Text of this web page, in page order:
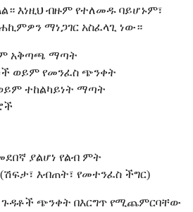
እነዚህ ብዙም የተለመዱ ባይሆኑም፣
ማነጋገር አስፈላጊ ነው።
አቅጣጫ ማጣት
ወይም የመንፈስ ጭንቀት
ተከልካይነት ማጣት
ያልሆነ የልብ ምት
እብጠት፣ የመተንፈስ ችግር)
ጉዳቶች ጭንቀት በእርግጥ የሚጨምርባቸው